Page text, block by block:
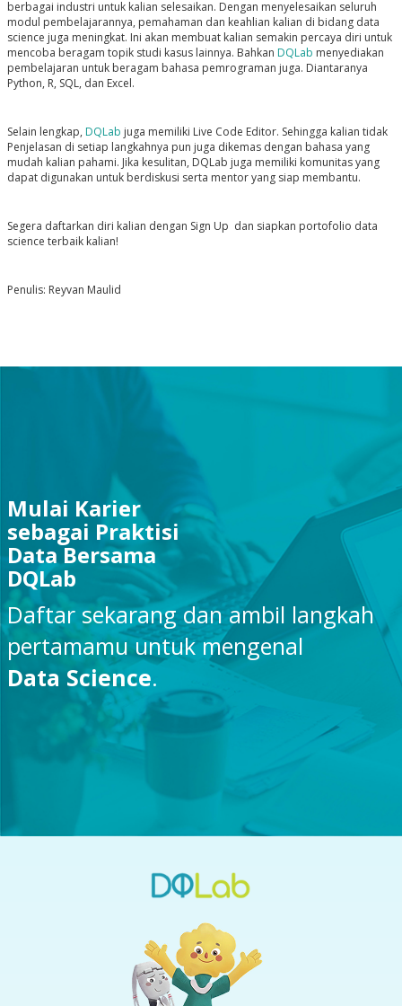
berbagai industri untuk kalian selesaikan. Dengan menyelesaikan seluruh
modul pembelajarannya, pemahaman dan keahlian kalian di bidang data
science juga meningkat. Ini akan membuat kalian semakin percaya diri untuk
mencoba beragam topik studi kasus lainnya. Bahkan DQLab menyediakan
pembelajaran untuk beragam bahasa pemrograman juga. Diantaranya
Python, R, SQL, dan Excel.
Selain lengkap, DQLab juga memiliki Live Code Editor. Sehingga kalian tidak
Penjelasan di setiap langkahnya pun juga dikemas dengan bahasa yang
mudah kalian pahami. Jika kesulitan, DQLab juga memiliki komunitas yang
dapat digunakan untuk berdiskusi serta mentor yang siap membantu.
Segera daftarkan diri kalian dengan Sign Up dan siapkan portofolio data
science terbaik kalian!
Penulis: Reyvan Maulid
Mulai Karier
sebagai Praktisi
Data Bersama
DQLab
Daftar sekarang dan ambil langkah
pertamamu untuk mengenal
Data Science.